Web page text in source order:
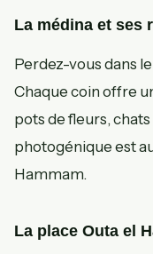
La médina et ses
Perdez-vous dans
Chaque coin offre
pots de fleurs,
photogénique est
Hammam.
La place Outa el